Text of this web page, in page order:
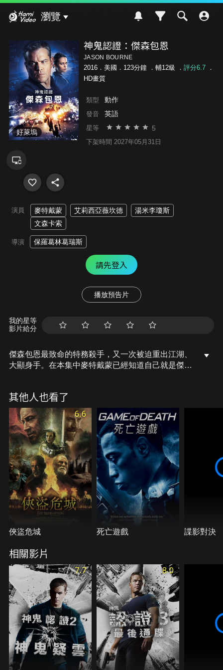
瀏覽
好萊塢
神鬼認證：傑森包恩
JASON BOURNE
2016．美國．123分鐘 ． 輔12級 ． 評分6.7．
HD畫質
類型 動作
發音 英語
星等 5
下架時間 2027年05月31日
演員 麥特戴蒙 艾莉西亞薇坎德
湯米李瓊斯
文森卡索
導演 保羅葛林葛瑞斯
請先登入
播放預告片
我的星等
影片給分
傑森包恩最致命的特務殺手，又一次被迫重出江湖、
大顯身手。在本集中麥特戴蒙已經知道自己就是傑森
其他人也看了
6.6
俠盜危城 死亡遊戲 諜影對決
相關影片
7.7 8.0